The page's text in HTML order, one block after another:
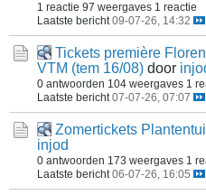
1 reactie 97 weergaves 1 reactie
Laatste bericht 09-07-26, 14:32
Tickets première
VTM (tem 16/08) door
0 antwoorden 104 weergaves 1
Laatste bericht 07-07-26, 07:07
Zomertickets
injod
0 antwoorden 173 weergaves 1
Laatste bericht 06-07-26, 16:05